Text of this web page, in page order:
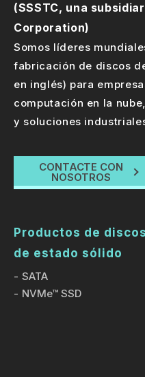
(SSSTC, una
Corporation)
Somos líderes
fabricación de discos
en inglés) para
computación en la
y soluciones
CONTACTE CON
NOSOTROS
Productos de discos
de estado sólido
SATA
NVMe™ SSD